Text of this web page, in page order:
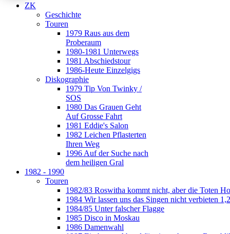
ZK
Geschichte
Touren
1979 Raus aus dem
Proberaum
1980-1981 Unterwegs
1981 Abschiedstour
1986-Heute Einzelgigs
Diskographie
1979 Tip Von Twinky /
SOS
1980 Das Grauen Geht
Auf Grosse Fahrt
1981 Eddie's Salon
1982 Leichen Pflasterten
Ihren Weg
1996 Auf der Suche nach
dem heiligen Gral
1982 - 1990
Touren
1982/83 Roswitha kommt nicht, aber die Toten
1984 Wir lassen uns das Singen nicht verbieten
1984/85 Unter falscher Flagge
1985 Disco in Moskau
1986 Damenwahl